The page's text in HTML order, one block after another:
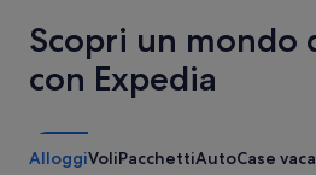
Scopri un mondo
con Expedia
AlloggiVoliPacchettiAutoCase